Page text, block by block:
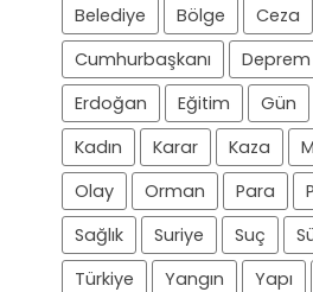
Belediye
Bölge Ceza
Cumhurbaşkanı
Deprem
Erdoğan
Eğitim Gün
Kadın
Karar Kaza
Olay
Orman Para
Sağlık
Suriye Suç
Türkiye
Yangın Yapı